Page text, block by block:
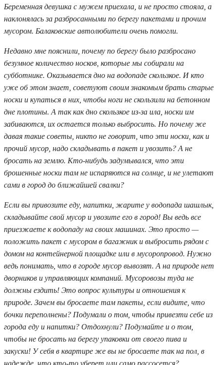
Беременная девушка с мужем приехала, и не просто стояла, а
наклонялась за разбросанными по берегу пакетами и прочим
мусором. Балаковские автолюбители очень помогли.
Недавно мне пояснили, почему по берегу было разбросано
безумное количество носков, которые мы собирали на
субботнике. Оказывается дно на водопаде скользкое. И кто
уже об этом знает, советуют своим знакомым брать старые
носки и купаться в них, чтобы ноги не скользили на бетонном
дне плотины. А так как дно скользкое из-за ила, носки им
забиваются, их остается только выбросить. Но почему же
давая такие советы, никто не говорит, что эти носки, как и
прочий мусор, надо складывать в пакет и увозить? А не
бросать на землю. Кто-нибудь задумывался, что эти
брошенные носки там не испаряются на солнце, и не улетают
сами в город до ближайшей свалки?
Если вы привозите еду, напитки, жарите у водопада шашлык,
складывайте свой мусор и увозите его в город! Вы ведь все
приезжаете к водопаду на своих машинах. Это просто —
положить пакет с мусором в багажник и выбросить рядом с
домом на контейнерной площадке или в мусоропровод. Нужно
ведь понимать, что в городе мусор вывозят. А на природе нет
дворников и управляющих компаний. Мусоровозы туда не
должны ездить! Это вопрос культуры и отношения к
природе. Зачем вы бросаете там пакеты, если видите, что
бочки переполнены? Подумали о том, чтобы привезти себе из
города еду и напитки? Отдохнули? Подумайте и о том,
чтобы не бросать на берегу упаковки от своего пива и
закуски! У себя в квартире же вы не бросаете так на пол, в
надежде, что кто-то уберет или само рассосется?